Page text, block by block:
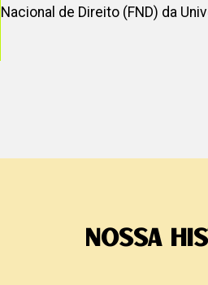
Nacional de Direito (FND) da
NOSSA